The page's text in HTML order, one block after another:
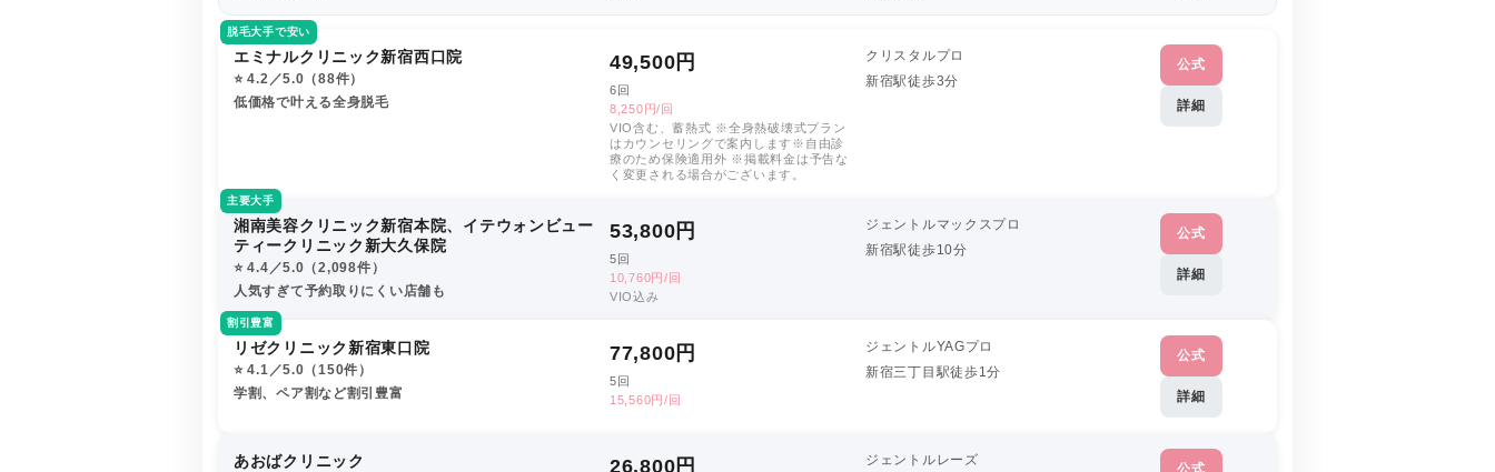
脱毛大手で安い
エミナルクリニック新宿西口院
⭐️ 4.2／5.0（88件）
低価格で叶える全身脱毛
49,500 円
6回
8,250円/回
VIO含む、蓄熱式 ※全身熱破壊式プラン
はカウンセリングで案内します※自由診
療のため保険適用外 ※掲載料金は予告な
く変更される場合がございます。
クリスタルプロ
新宿駅徒歩3分
公式
詳細
主要大手
湘南美容クリニック新宿本院、イテウォンビュー
ティークリニック新大久保院
⭐️ 4.4／5.0（2,098件）
人気すぎて予約取りにくい店舗も
53,800 円
5回
10,760円/回
VIO込み
ジェントルマックスプロ
新宿駅徒歩10分
公式
詳細
割引豊富
リゼクリニック新宿東口院
⭐️ 4.1／5.0（150件）
学割、ペア割など割引豊富
77,800 円
5回
15,560円/回
ジェントルYAGプロ
新宿三丁目駅徒歩1分
公式
詳細
あおばクリニック 26,800 円
ジェントルレーズ
公式